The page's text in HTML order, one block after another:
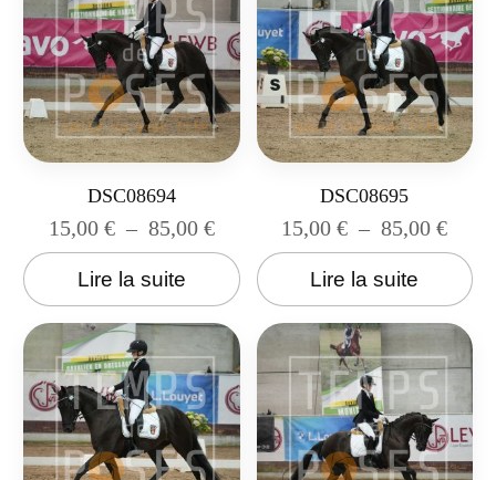
DSC08694
15,00 € – 85,00 €
Lire la suite
DSC08695
15,00€ – 85,00€
Lire la suite